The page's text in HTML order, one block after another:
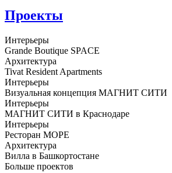
Проекты
Интерьеры
Grande Boutique SPACE
Архитектура
Tivat Resident Apartments
Интерьеры
Визуальная концепция МАГНИТ СИТИ
Интерьеры
МАГНИТ СИТИ в Краснодаре
Интерьеры
Ресторан МОРЕ
Архитектура
Вилла в Башкортостане
Больше проектов